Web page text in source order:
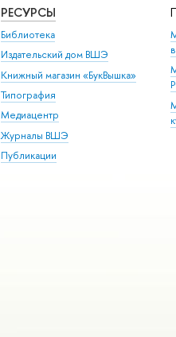
РЕСУРСЫ
Библиотека
Издательский дом ВШЭ
Книжный магазин «БукВышка»
Типография
Медиацентр
Журналы ВШЭ
Публикации